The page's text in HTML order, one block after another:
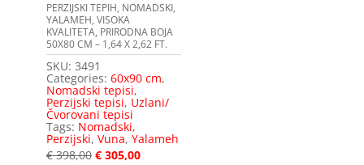
PERZIJSKI TEPIH, NOMADSKI,
YALAMEH, VISOKA
KVALITETA, PRIRODNA BOJA
50X80 CM – 1,64 X 2,62 FT.
SKU: 3491
Categories: 60x90 cm,
Nomadski tepisi,
Perzijski tepisi, Uzlani/
Čvorovani tepisi
Tags: Nomadski,
Perzijski, Vuna, Yalameh
€398,00 €305,00